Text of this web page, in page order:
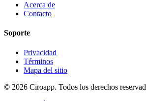
Acerca de
Contacto
Soporte
Privacidad
Términos
Mapa del sitio
© 2026 Ciroapp. Todos los derechos